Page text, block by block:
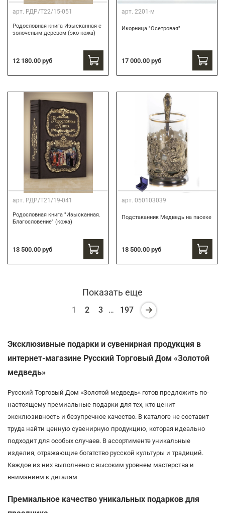
арт. РДР/Т22/15-051
Родословная книга Изысканная с
золоченым деревом (эко-кожа)
12 180.00 руб
арт. 2201-м
Икорница "Осетровая"
17 000.00 руб
арт. РДР/Т21/19-041
Родословная книга "Изысканная.
Благословение" (кожа)
13 500.00 руб
арт. 050103039
Подстаканник Медведь на пасеке
18 500.00 руб
Показать еще
1 2 3 … 197
Эксклюзивные подарки и сувенирная продукция в
интернет-магазине Русский Торговый Дом «Золотой
медведь»
Русский Торговый Дом «Золотой медведь» готов предложить по-
настоящему премиальные подарки для тех, кто ценит
эксклюзивность и безупречное качество. В каталоге не составит
труда найти ценную сувенирную продукцию, которая идеально
подходит для особых случаев. В ассортименте уникальные
изделия, отражающие богатство русской культуры и традиций.
Каждое из них выполнено с высоким уровнем мастерства и
вниманием к деталям
Премиальное качество уникальных подарков для